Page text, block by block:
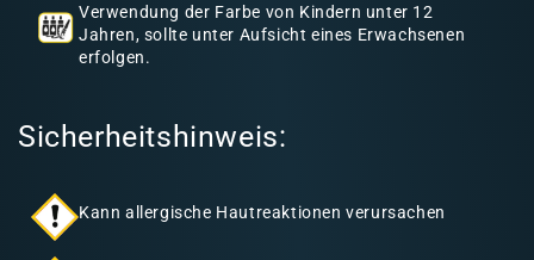
Verwendung der Farbe von Kindern unter 12
Jahren, sollte unter Aufsicht eines Erwachsenen
erfolgen.
Sicherheitshinweis:
Kann allergische Hautreaktionen verursachen